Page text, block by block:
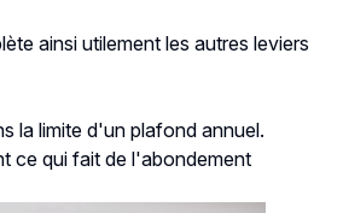
ainsi utilement les autres leviers
la limite d'un plafond annuel.
ce qui fait de l'abondement